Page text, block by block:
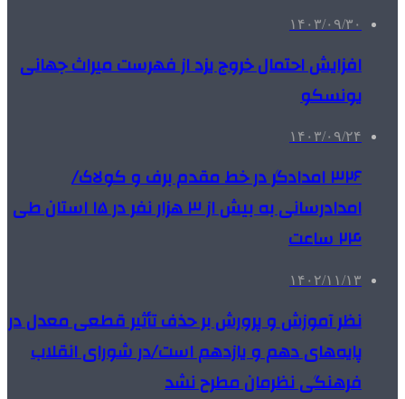
۱۴۰۳/۰۹/۳۰
افزایش احتمال خروج یزد از فهرست میراث جهانی
یونسکو
۱۴۰۳/۰۹/۲۴
۳۲۶ امدادگر در خط مقدم برف و کولاک/
امدادرسانی به بیش از ۳ هزار نفر در ۱۵ استان طی
۲۴ ساعت
۱۴۰۲/۱۱/۱۳
نظر آموزش و پرورش بر حذف تأثیر قطعی معدل در
پایه‌های دهم و یازدهم است/در شورای انقلاب
فرهنگی نظرمان مطرح نشد